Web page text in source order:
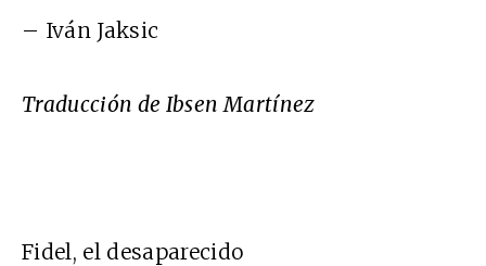
– Iván Jaksic
Traducción de Ibsen Martínez
Fidel, el desaparecido